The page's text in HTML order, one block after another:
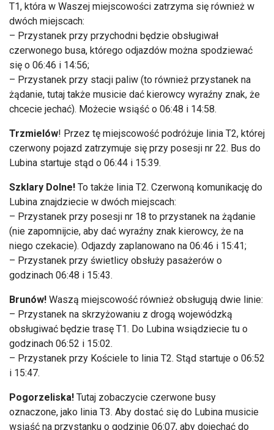
T1, która w Waszej miejscowości zatrzyma się również w
dwóch miejscach:
– Przystanek przy przychodni będzie obsługiwał
czerwonego busa, którego odjazdów można spodziewać
się o 06:46 i 14:56;
– Przystanek przy stacji paliw (to również przystanek na
żądanie, tutaj także musicie dać kierowcy wyraźny znak, że
chcecie jechać). Możecie wsiąść o 06:48 i 14:58.
Trzmielów! Przez tę miejscowość podróżuje linia T2, której
czerwony pojazd zatrzymuje się przy posesji nr 22. Bus do
Lubina startuje stąd o 06:44 i 15:39.
Szklary Dolne! To także linia T2. Czerwoną komunikację do
Lubina znajdziecie w dwóch miejscach:
– Przystanek przy posesji nr 18 to przystanek na żądanie
(nie zapomnijcie, aby dać wyraźny znak kierowcy, że na
niego czekacie). Odjazdy zaplanowano na 06:46 i 15:41;
– Przystanek przy świetlicy obsłuży pasażerów o
godzinach 06:48 i 15:43.
Brunów! Waszą miejscowość również obsługują dwie linie:
– Przystanek na skrzyżowaniu z drogą wojewódzką
obsługiwać będzie trasę T1. Do Lubina wsiądziecie tu o
godzinach 06:52 i 15:02.
– Przystanek przy Kościele to linia T2. Stąd startuje o 06:52
i 15:47.
Pogorzeliska! Tutaj zobaczycie czerwone busy
oznaczone, jako linia T3. Aby dostać się do Lubina musicie
wsiąść na przystanku o godzinie 06:07, aby dojechać do